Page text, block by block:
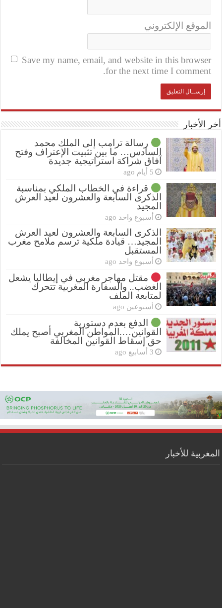
الموقع الإلكتروني
Save my name, email, and website in this browser
for the next time I comment.
أخر الأخبار
رسالة ترامب إلى الملك محمد
السادس… ما بين تثبيت الإعتراف وفتح
آفاق شراكة استراتيجية جديدة
5 أيام ago
قراءة في الخطاب الملكي بمناسبة
الذكرى السابعة والعشرون لعيد العرش
المجيد
أسبوع واحد ago
الذكرى السابعة والعشرون لعيد العرش
المجيد… قيادة ملكية ترسم ملامح مغرب
المستقبل
أسبوع واحد ago
مقتل مهاجر مغربي في إيطاليا يشعل
الغضب.. والسفارة المغربية تتحرك
لمتابعة الملف
أسبوعين ago
الدفع بعدم دستورية
القوانين….المواطن المغربي أصبح يملك
حق إسقاط القوانين المخالفة
3 أسابيع ago
المغربية للأخبار